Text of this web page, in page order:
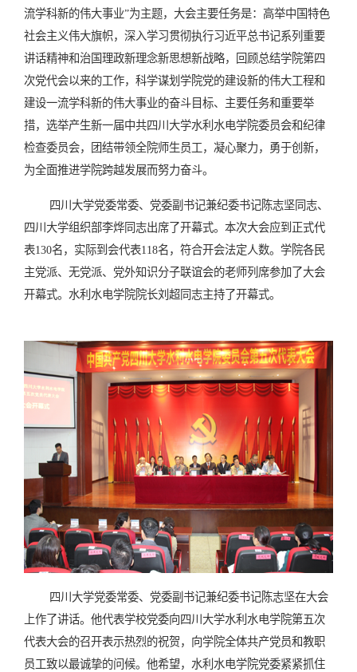
流学科新的伟大事业”为主题，大会主要任务是：高举中国特色
社会主义伟大旗帜，深入学习贯彻执行习近平总书记系列重要
讲话精神和治国理政新理念新思想新战略，回顾总结学院第四
次党代会以来的工作，科学谋划学院党的建设新的伟大工程和
建设一流学科新的伟大事业的奋斗目标、主要任务和重要举
措，选举产生新一届中共四川大学水利水电学院委员会和纪律
检查委员会，团结带领全院师生员工，凝心聚力，勇于创新，
为全面推进学院跨越发展而努力奋斗。
四川大学党委常委、党委副书记兼纪委书记陈志坚同志、
四川大学组织部李烨同志出席了开幕式。本次大会应到正式代
表130名，实际到会代表118名，符合开会法定人数。学院各民
主党派、无党派、党外知识分子联谊会的老师列席参加了大会
开幕式。水利水电学院院长刘超同志主持了开幕式。
四川大学党委常委、党委副书记兼纪委书记陈志坚在大会
上作了讲话。他代表学校党委向四川大学水利水电学院第五次
代表大会的召开表示热烈的祝贺，向学院全体共产党员和教职
员工致以最诚挚的问候。他希望，水利水电学院党委紧紧抓住